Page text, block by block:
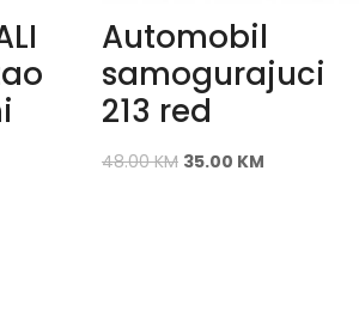
Automobil
samogurajuci
213 red
48.00KM 35.00 KM